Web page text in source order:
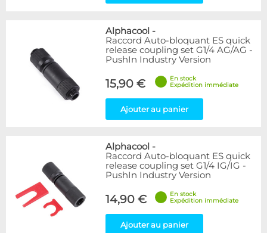
Alphacool -
Raccord Auto-bloquant ES quick
release coupling set G1/4 AG/AG -
PushIn Industry Version
15,90 €
En stock
Expédition immédiate
Ajouter au panier
Alphacool -
Raccord Auto-bloquant ES quick
release coupling set G1/4 IG/IG -
PushIn Industry Version
14,90 €
En stock
Expédition immédiate
Ajouter au panier